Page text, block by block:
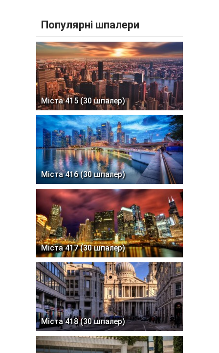
Популярні шпалери
Міста 415 (30 шпалер)
Міста 416 (30 шпалер)
Міста 417 (30 шпалер)
Міста 418 (30 шпалер)